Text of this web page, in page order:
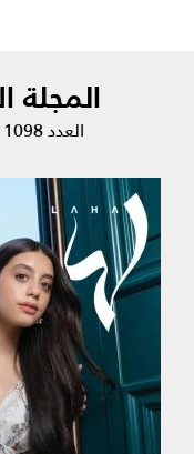
المجلة
العدد 1098 | تموز 2026